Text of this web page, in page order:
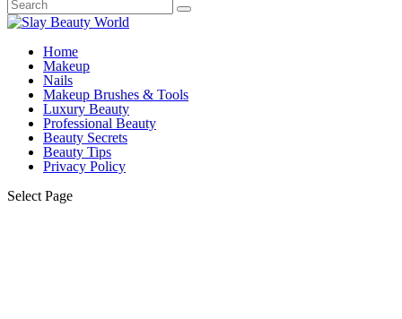
Home
Makeup
Nails
Makeup Brushes & Tools
Luxury Beauty
Professional Beauty
Beauty Secrets
Beauty Tips
Privacy Policy
Select Page